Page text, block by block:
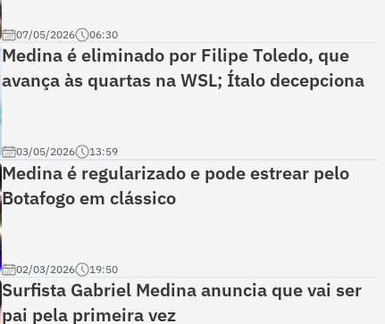
07/05/2026 06:30
Medina é eliminado por Filipe Toledo, que
avança às quartas na WSL; Ítalo decepciona
03/05/2026 13:59
Medina é regularizado e pode estrear pelo
Botafogo em clássico
02/03/2026 19:50
Surfista Gabriel Medina anuncia que vai ser
pai pela primeira vez